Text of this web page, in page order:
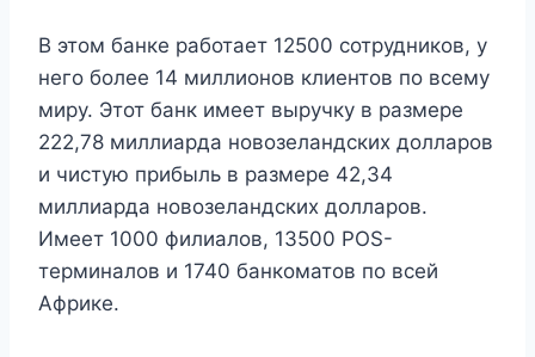
В этом банке работает 12500 сотрудников, у
него более 14 миллионов клиентов по всему
миру. Этот банк имеет выручку в размере
222,78 миллиарда новозеландских долларов
и чистую прибыль в размере 42,34
миллиарда новозеландских долларов.
Имеет 1000 филиалов, 13500 POS-
терминалов и 1740 банкоматов по всей
Африке.